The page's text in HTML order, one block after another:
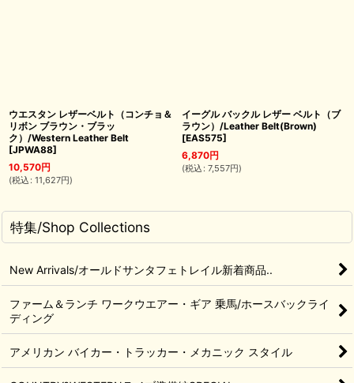
ウエスタン レザーベルト（コンチョ＆
リボン ブラウン・ブラッ
ク）/Western Leather Belt
[JPWA88]
10,570円
(税込 : 11,627円)
イーグル バックル レザー ベルト（ブ
ラウン）/Leather Belt(Brown)
[EAS575]
6,870円
(税込 : 7,557円)
特集/Shop Collections
New Arrivals/オールドサンタフェトレイル新着商品..
ファーム＆ランチ ワークウエアー・ギア 乗馬/ホースバックライ
ディング
アメリカン バイカー・トラッカー・メカニック スタイル